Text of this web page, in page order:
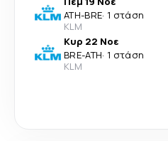
ATH-BRE· 1 στάση
KLM
Κυρ 22 Νοε
BRE-ATH· 1 στάση
KLM